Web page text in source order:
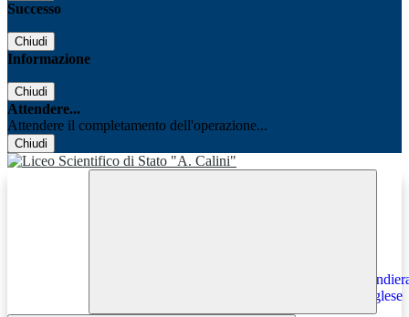
Successo
Chiudi
Informazione
Chiudi
Attendere...
Attendere il completamento dell'operazione...
Chiudi